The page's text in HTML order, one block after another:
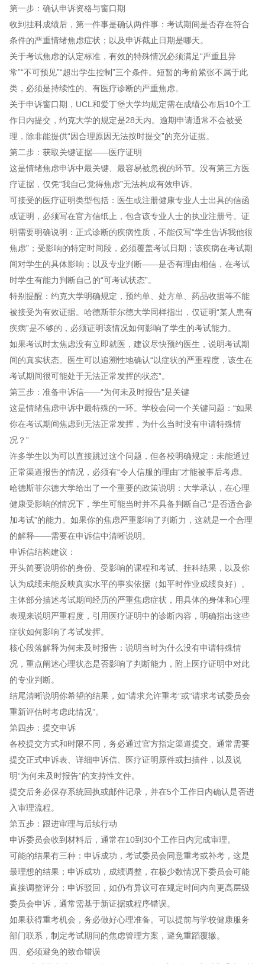
第一步：确认申诉资格与窗口期
收到挂科成绩后，第一件事是确认两件事：考试期间是否存在符合
条件的严重情绪焦虑症状；以及申诉截止日期是哪天。
关于考试焦虑的认定标准，有效的特殊情况必须满足“严重且异
常”“不可预见”“超出学生控制”三个条件。短暂的考前紧张不属于此
类，必须是持续性的、有医疗诊断的严重焦虑。
关于申诉窗口期，UCL和爱丁堡大学均规定需在成绩公布后10个工
作日内提交，约克大学的规定是28天内。逾期申请通常不会被受
理，除非能提供“因合理原因无法按时提交”的充分证据。
第二步：获取关键证据——医疗证明
这是情绪焦虑申诉中最关键、最容易被忽视的环节。没有第三方医
疗证据，仅凭“我自己觉得焦虑”无法构成有效申诉。
可接受的医疗证明类型包括：医生或注册健康专业人士出具的信函
或证明，必须写在官方信纸上，包含该专业人士的执业注册号。证
明需要明确说明：正式诊断的疾病性质，不能仅写“学生告诉我他很
焦虑”；受影响的特定时间段，必须覆盖考试日期；该疾病在考试期
间对学生的具体影响；以及专业判断——是否有理由相信，在考试
时学生有能力判断自己的“可考试状态”。
特别提醒：约克大学明确规定，预约单、处方单、药品收据等不能
被接受为有效证据。哈德斯菲尔德大学同样指出，仅证明“某人患有
疾病”是不够的，必须证明该情况如何影响了学生的考试能力。
如果考试时太焦虑没有立即就医，建议尽快预约医生，说明考试期
间的真实状态。医生可以追溯性地确认“以症状的严重程度，该生在
考试期间很可能处于无法正常发挥的状态”。
第三步：准备申诉信——“为何未及时报告”是关键
这是情绪焦虑申诉中最特殊的一环。学校会问一个关键问题：“如果
你在考试期间焦虑到无法正常发挥，为什么当时没有申请特殊情
况？”
许多学生以为可以直接跳过这个问题，但各校明确规定：未能通过
正常渠道报告的情况，必须有“令人信服的理由”才能被事后考虑。
哈德斯菲尔德大学给出了一个重要的政策说明：大学承认，在心理
健康受影响的情况下，学生可能当时并不具备判断自己“是否适合参
加考试”的能力。如果你的焦虑严重影响了判断力，这就是一个合理
的解释——需要在申诉信中清晰说明。
申诉信结构建议：
开头简要说明你的身份、受影响的课程和考试、挂科结果，以及你
认为成绩未能反映真实水平的事实依据（如平时作业成绩良好）。
主体部分描述考试期间经历的严重焦虑症状，用具体的身体和心理
表现来说明严重程度，引用医疗证明中的诊断内容，明确指出这些
症状如何影响了考试发挥。
核心段落解释为何未及时报告：说明当时为什么没有申请特殊情
况，重点阐述心理状态是否影响了判断能力，附上医疗证明中对此
的专业判断。
结尾清晰说明你希望的结果，如“请求允许重考”或“请求考试委员会
重新评估时考虑此情况”。
第四步：提交申诉
各校提交方式和时限不同，务必通过官方指定渠道提交。通常需要
提交正式申诉表、详细申诉信、医疗证明原件或扫描件，以及说
明“为何未及时报告”的支持性文件。
提交后务必保存系统回执或邮件记录，并在5个工作日内确认是否进
入审理流程。
第五步：跟进审理与后续行动
申诉委员会收到材料后，通常在10到30个工作日内完成审理。
可能的结果有三种：申诉成功，考试委员会同意重考或补考，这是
最理想的结果；申诉成功，成绩调整，在极少数情况下委员会可能
直接调整评分；申诉驳回，如仍有异议可在规定时间内向更高层级
委员会申诉，通常需基于新证据或程序错误。
如果获得重考机会，务必做好心理准备。可以提前与学校健康服务
部门联系，制定考试期间的焦虑管理方案，避免重蹈覆辙。
四、必须避免的致命错误